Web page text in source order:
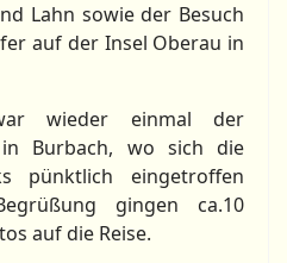
Lahn sowie der Besuch
auf der Insel Oberau in
wieder einmal der
in Burbach, wo sich die
pünktlich eingetroffen
gingen ca.10
auf die Reise.